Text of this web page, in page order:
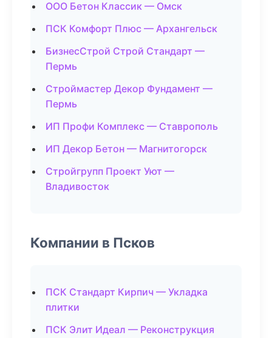
ООО Бетон Классик — Омск
ПСК Комфорт Плюс — Архангельск
БизнесСтрой Строй Стандарт —
Пермь
Строймастер Декор Фундамент —
Пермь
ИП Профи Комплекс — Ставрополь
ИП Декор Бетон — Магнитогорск
Стройгрупп Проект Уют —
Владивосток
Компании в Псков
ПСК Стандарт Кирпич — Укладка
плитки
ПСК Элит Идеал — Реконструкция